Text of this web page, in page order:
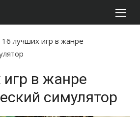
16 лучших игр в жанре
в жанре
симулятор